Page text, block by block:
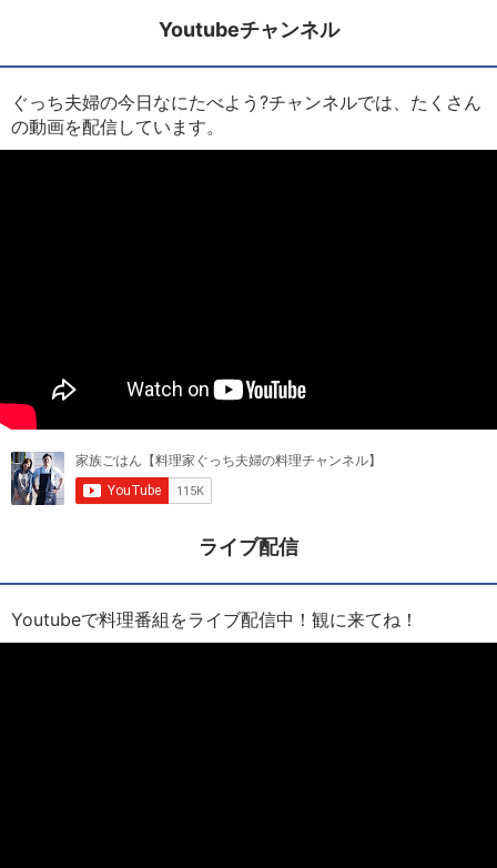
Youtubeチャンネル
ぐっち夫婦の今日なにたべよう?チャンネルでは、たくさん
の動画を配信しています。
ライブ配信
Youtubeで料理番組をライブ配信中！観に来てね！